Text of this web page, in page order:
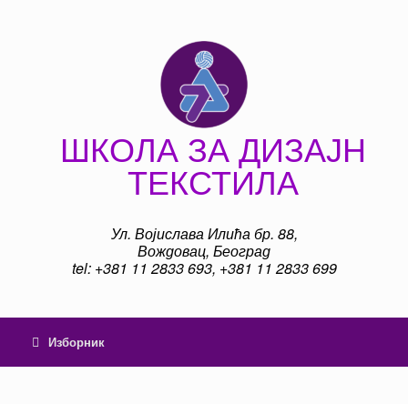
ШКОЛА ЗА ДИЗАЈН
ТЕКСТИЛА
Ул. Војислава Илића бр. 88,
Вождовац, Београд
tel: +381 11 2833 693, +381 11 2833 699
Изборник